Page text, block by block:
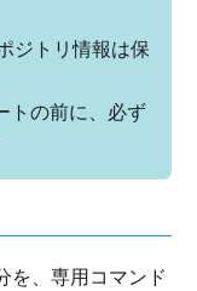
ジトリ情報は保
トの前に、必ず
を、専用コマンド